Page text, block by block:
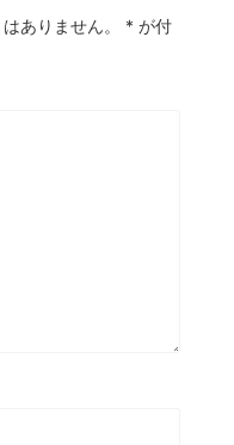
ありません。 * が付